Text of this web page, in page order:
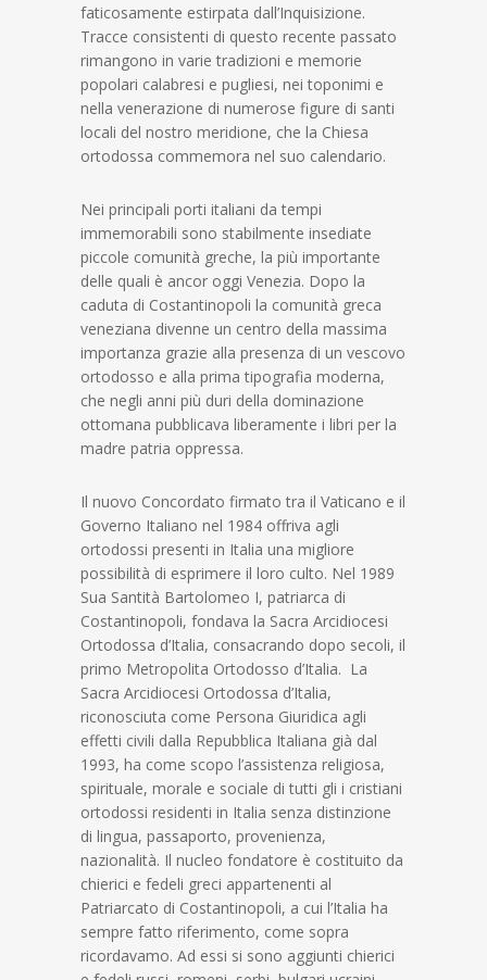
faticosamente estirpata dall’Inquisizione.
Tracce consistenti di questo recente passato
rimangono in varie tradizioni e memorie
popolari calabresi e pugliesi, nei toponimi e
nella venerazione di numerose figure di santi
locali del nostro meridione, che la Chiesa
ortodossa commemora nel suo calendario.
Nei principali porti italiani da tempi
immemorabili sono stabilmente insediate
piccole comunità greche, la più importante
delle quali è ancor oggi Venezia. Dopo la
caduta di Costantinopoli la comunità greca
veneziana divenne un centro della massima
importanza grazie alla presenza di un vescovo
ortodosso e alla prima tipografia moderna,
che negli anni più duri della dominazione
ottomana pubblicava liberamente i libri per la
madre patria oppressa.
Il nuovo Concordato firmato tra il Vaticano e il
Governo Italiano nel 1984 offriva agli
ortodossi presenti in Italia una migliore
possibilità di esprimere il loro culto. Nel 1989
Sua Santità Bartolomeo I, patriarca di
Costantinopoli, fondava la Sacra Arcidiocesi
Ortodossa d’Italia, consacrando dopo secoli, il
primo Metropolita Ortodosso d’Italia. La
Sacra Arcidiocesi Ortodossa d’Italia,
riconosciuta come Persona Giuridica agli
effetti civili dalla Repubblica Italiana già dal
1993, ha come scopo l’assistenza religiosa,
spirituale, morale e sociale di tutti gli i cristiani
ortodossi residenti in Italia senza distinzione
di lingua, passaporto, provenienza,
nazionalità. Il nucleo fondatore è costituito da
chierici e fedeli greci appartenenti al
Patriarcato di Costantinopoli, a cui l’Italia ha
sempre fatto riferimento, come sopra
ricordavamo. Ad essi si sono aggiunti chierici